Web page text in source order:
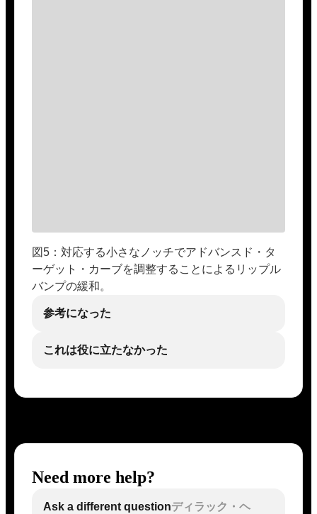
図5：対応する小さなノッチでアドバンスド・タ
ーゲット・カーブを調整することによるリップル
バンプの緩和。
参考になった
これは役に立たなかった
Need more help?
Ask a different questionディラック・ヘ